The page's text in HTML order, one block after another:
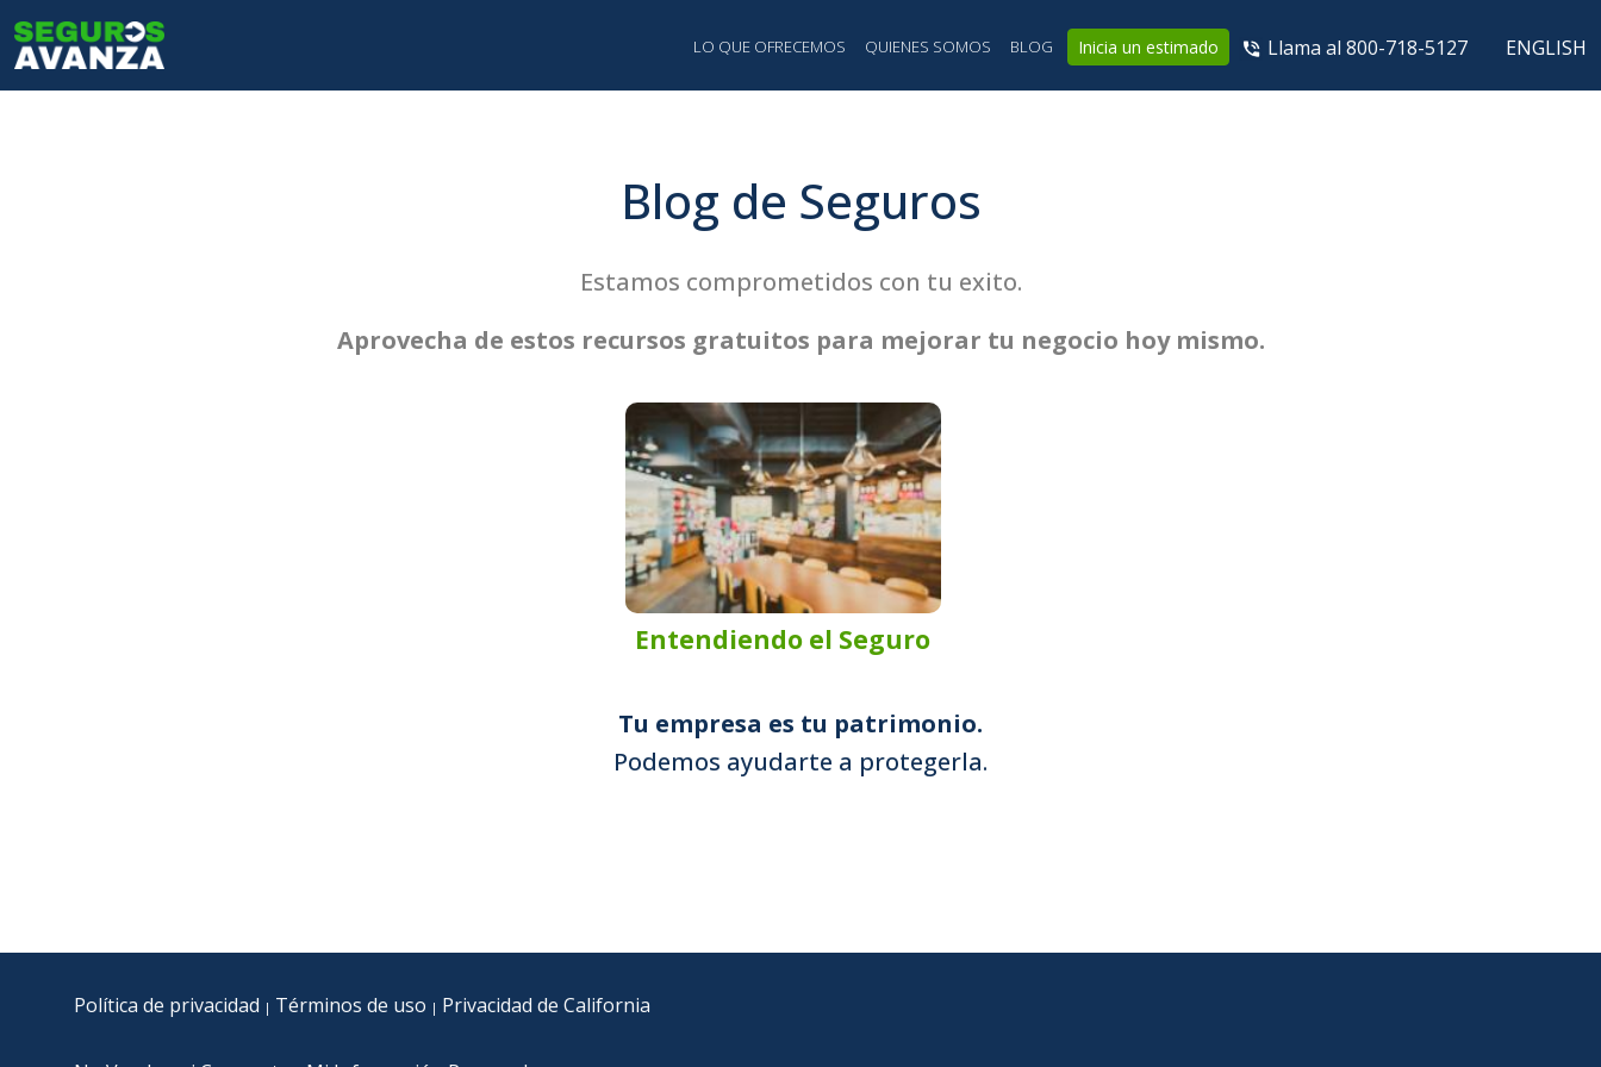
Navegación principalLO QUE OFRECEMOS QUIENES SOMOS BLOG Inicia un estimado Llama al 800-718-5127 ENGLISH
Blog de Seguros
Estamos comprometidos con tu exito.
Aprovecha de estos recursos gratuitos para mejorar tu negocio hoy mismo.
Entendiendo el Seguro
Tu empresa es tu patrimonio.
Podemos ayudarte a protegerla.
Política de privacidad | Términos de uso | Privacidad de California